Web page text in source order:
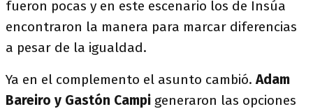
fueron pocas y en este escenario los de Insúa
encontraron la manera para marcar diferencias
a pesar de la igualdad.
Ya en el complemento el asunto cambió.Adam
Bareiro y Gastón Campi generaron las opciones